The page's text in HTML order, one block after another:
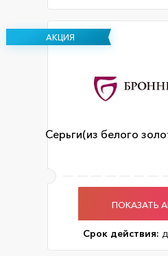
АКЦИЯ
Серьги(из белого
ПОКАЗАТЬ
Срок действия: